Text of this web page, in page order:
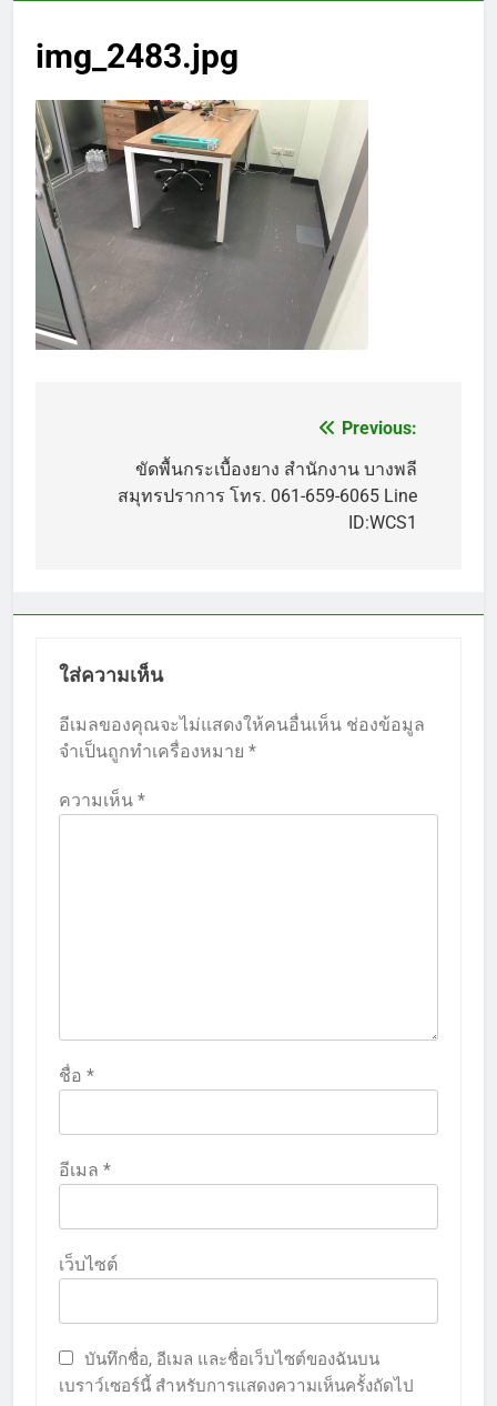
img_2483.jpg
Previous:
ขัดพื้นกระเบื้องยาง สำนักงาน บางพลี
สมุทรปราการ โทร. 061-659-6065 Line
ID:WCS1
ใส่ความเห็น
อีเมลของคุณจะไม่แสดงให้คนอื่นเห็น ช่องข้อมูล
จำเป็นถูกทำเครื่องหมาย *
ความเห็น *
ชื่อ *
อีเมล *
เว็บไซต์
บันทึกชื่อ, อีเมล และชื่อเว็บไซต์ของฉันบน
เบราว์เซอร์นี้ สำหรับการแสดงความเห็นครั้งถัดไป